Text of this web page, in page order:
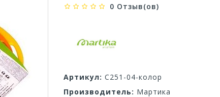
0 Отзыв(ов)
Артикул: С251-04-колор
Производитель: Мартика